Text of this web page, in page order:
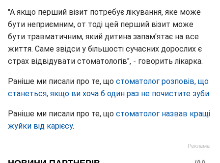
"А якщо перший візит потребує лікування, яке може
бути неприємним, от тоді цей перший візит може
бути травматичним, який дитина запам'ятає на все
життя. Саме звідси у більшості сучасних дорослих є
страх відвідувати стоматологів", - говорить лікарка.
Раніше ми писали про те, що стоматолог розповів, що
станеться, якщо ви хоча б один раз не почистите зуби.
Раніше ми писали про те, що стоматолог назвав кращі
жуйки від карієсу.